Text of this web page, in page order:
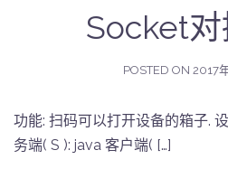
Socket对
POSTED ON 2017
功能: 扫码可以打开设备的箱子.
务端( S ): java 客户端( […]